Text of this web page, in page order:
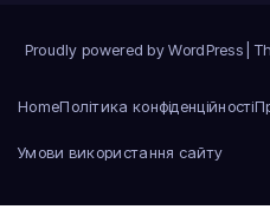
Proudly powered by WordPress
HomeПолітика конфіденційності
Умови використання сайту